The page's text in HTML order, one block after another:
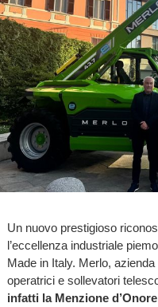
Un nuovo prestigioso
l’eccellenza industriale
Made in Italy. Merlo,
operatrici e sollevatori
infatti la Menzione